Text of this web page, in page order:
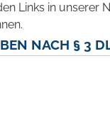
Links in unserer
NACH § 3